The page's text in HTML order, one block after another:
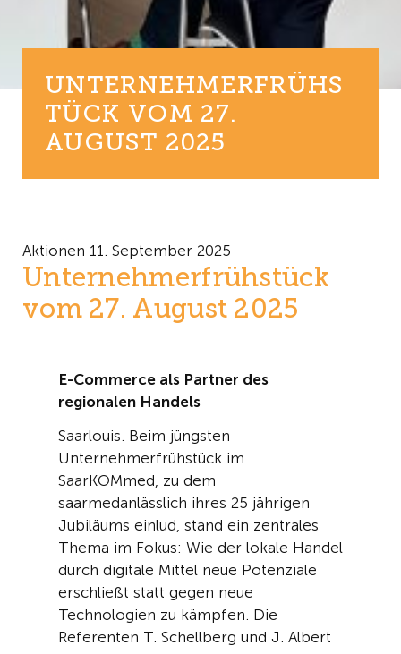
UNTERNEHMERFRÜHS
TÜCK VOM 27.
AUGUST 2025
Aktionen 11. September 2025
Unternehmerfrühstück
vom 27. August 2025
E-Commerce als Partner des
regionalen Handels
Saarlouis. Beim jüngsten
Unternehmerfrühstück im
SaarKOMmed, zu dem
saarmedanlässlich ihres 25 jährigen
Jubiläums einlud, stand ein zentrales
Thema im Fokus: Wie der lokale Handel
durch digitale Mittel neue Potenziale
erschließt statt gegen neue
Technologien zu kämpfen. Die
Referenten T. Schellberg und J. Albert